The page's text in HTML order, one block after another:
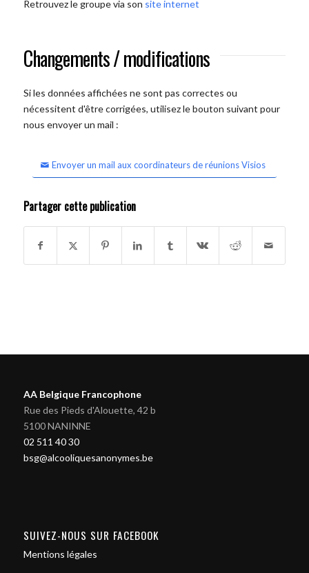
Retrouvez le groupe via son site internet
Changements / modifications
Si les données affichées ne sont pas correctes ou
nécessitent d'être corrigées, utilisez le bouton suivant pour
nous envoyer un mail :
Envoyer un mail aux coordinateurs de réunions Visios
Partager cette publication
AA Belgique Francophone
Rue des Pieds d'Alouette, 42 b
5100 NANINNE
02 511 40 30
bsg@alcooliquesanonymes.be
SUIVEZ-NOUS SUR FACEBOOK
Mentions légales